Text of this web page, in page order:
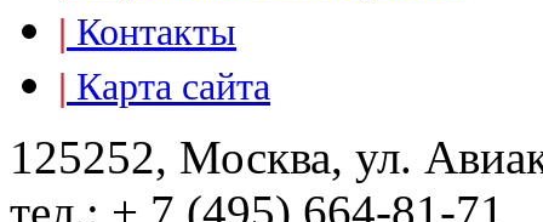
| Контакты
| Карта сайта
125252, Москва, ул.